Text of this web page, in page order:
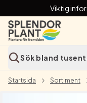
Viktig
Sök bland
Startsida Sortiment